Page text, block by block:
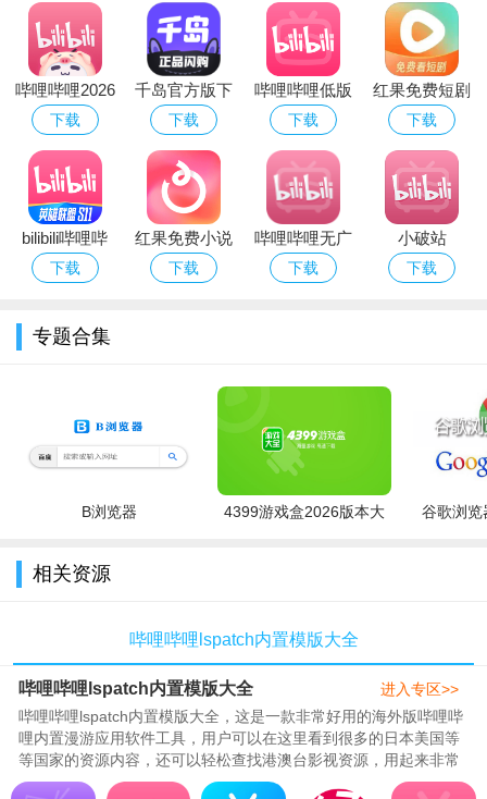
哔哩哔哩2026
无广告版app
下载
千岛官方版下
载安装最新版
本2026
下载
哔哩哔哩低版
本app下载
2026最新版
下载
红果免费短剧
app官方正版
下载2026最新
版本
下载
bilibili哔哩哔
哩官方版客户
2026最新版本
下载
红果免费小说
阅读手机app
下载
哔哩哔哩无广
告精简版下载
下载
小破站
APP(哔哩哔
下载
专题合集
B浏览器
4399游戏盒2026版本大
谷歌浏览
相关资源
哔哩哔哩lspatch内置模版大全
哔哩哔哩lspatch内置模版大全
哔哩哔哩lspatch内置模版大全，这是一款非常好用的海外版哔哩哔
哩内置漫游应用软件工具，用户可以在这里看到很多的日本美国等
等国家的资源内容，还可以轻松查找港澳台影视资源，用起来非常
的方便，没有广告哦，海量的..
进入专区>>